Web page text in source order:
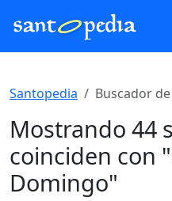
Santopedia Buscador
Mostrando 44
coinciden con
Domingo"